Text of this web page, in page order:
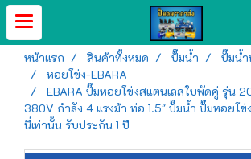
หน้าแรก สินค้าทั้งหมด ปั๊มน้ำ
ปั๊มน้ำ
หอยโข่ง-EBARA
EBARA ปั๊มหอยโข่งสแตนเลสใบพัดคู่ รุ่น
380V กำลัง 4 แรงม้า ท่อ 1.5" ปั๊มน้ำ ปั๊มหอยโ
นี่เท่านั้น รับประกัน 1 ปี